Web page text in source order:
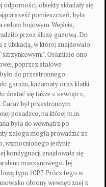
obiekty składały się
sześć pomieszczeń, była
celom bojowym. Wejście,
przez śluzę gazową. Do
ubikacją, w której znajdowało
Osłaniało ono
poprzez stalowe
do przestronnego
garażu, kazamaty oraz klatki
dostać się także z zewnątrz,
był przestronnym
posadzce, na której m.in.
była do wewnątrz po
załoga mogła prowadzić ze
wzmocnionego jedynie
kondygnacji znajdowała się
maszynowego. Jej
typu 10P7. Prócz tego w
obrony wewnętrznej z